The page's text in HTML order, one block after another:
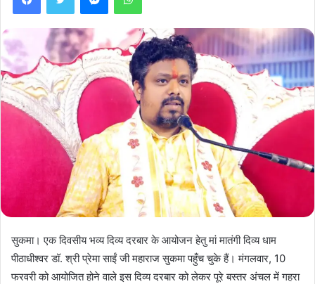
सुकमा। एक दिवसीय भव्य दिव्य दरबार के आयोजन हेतु मां मातंगी दिव्य धाम
पीठाधीश्वर डॉ. श्री प्रेमा साईं जी महाराज सुकमा पहुँच चुके हैं। मंगलवार, 10
फरवरी को आयोजित होने वाले इस दिव्य दरबार को लेकर पूरे बस्तर अंचल में गहरा